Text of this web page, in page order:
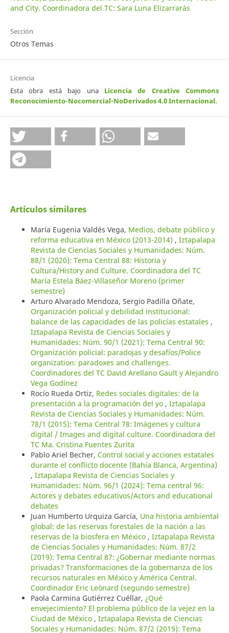
and City. Coordinadora del TC: Sara Luna Elizarrarás
Sección
Otros Temas
Licencia
Esta obra está bajo una Licencia de Creative Commons
Reconocimiento-Nocomercial-NoDerivados 4.0 Internacional.
Artículos similares
María Eugenia Valdés Vega, Medios, debate público y
reforma educativa en México (2013-2014) , Iztapalapa
Revista de Ciencias Sociales y Humanidades: Núm.
88/1 (2020): Tema Central 88: Historia y
Cultura/History and Culture. Coordinadora del TC
María Estela Báez-Villaseñor Moreno (primer
semestre)
Arturo Alvarado Mendoza, Sergio Padilla Oñate,
Organización policial y debilidad institucional:
balance de las capacidades de las policías estatales ,
Iztapalapa Revista de Ciencias Sociales y
Humanidades: Núm. 90/1 (2021): Tema Central 90:
Organización policial: paradojas y desafíos/Police
organization: paradoxes and challenges.
Coordinadores del TC David Arellano Gault y Alejandro
Vega Godínez
Rocío Rueda Ortiz, Redes sociales digitales: de la
presentación a la programación del yo , Iztapalapa
Revista de Ciencias Sociales y Humanidades: Núm.
78/1 (2015): Tema Central 78: Imágenes y cultura
digital / Images and digital culture. Coordinadora del
TC Ma. Cristina Fuentes Zurita
Pablo Ariel Becher, Control social y acciones estatales
durante el conflicto docente (Bahía Blanca, Argentina)
, Iztapalapa Revista de Ciencias Sociales y
Humanidades: Núm. 96/1 (2024): Tema central 96:
Actores y debates educativos/Actors and educational
debates
Juan Humberto Urquiza García, Una historia ambiental
global: de las reservas forestales de la nación a las
reservas de la biosfera en México , Iztapalapa Revista
de Ciencias Sociales y Humanidades: Núm. 87/2
(2019): Tema Central 87: ¿Gobernar mediante normas
privadas? Transformaciones de la gobernanza de los
recursos naturales en México y América Central.
Coordinador Eric Leónard (segundo semestre)
Paola Carmina Gutiérrez Cuéllar, ¿Qué
envejecimiento? El problema público de la vejez en la
Ciudad de México , Iztapalapa Revista de Ciencias
Sociales y Humanidades: Núm. 87/2 (2019): Tema